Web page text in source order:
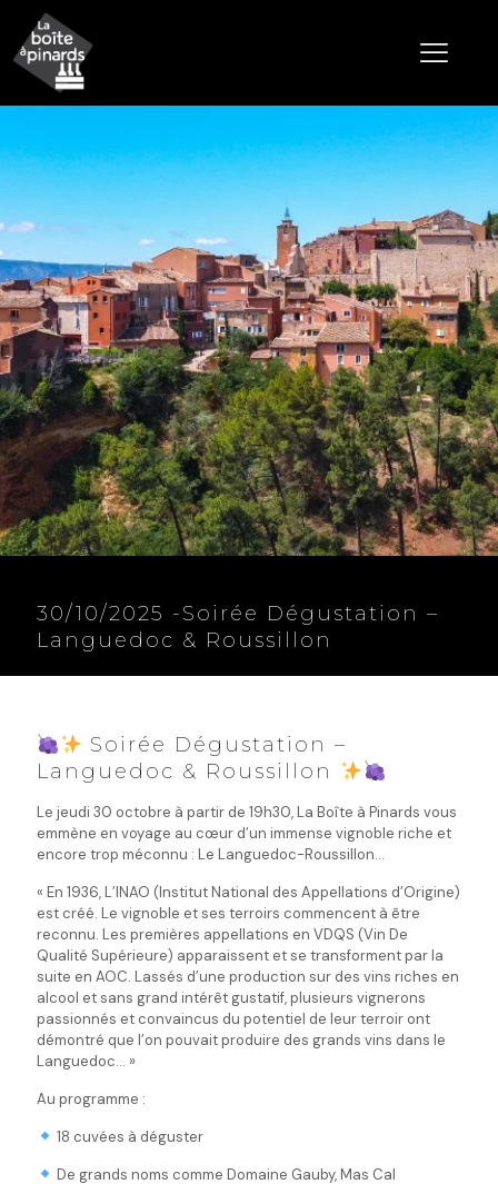
30/10/2025 -Soirée Dégustation –
Languedoc & Roussillon
Soirée Dégustation –
Languedoc & Roussillon
Le jeudi 30 octobre à partir de 19h30, La Boîte à Pinards vous
emmène en voyage au cœur d’un immense vignoble riche et
encore trop méconnu : Le Languedoc-Roussillon…
« En 1936, L’INAO (Institut National des Appellations d’Origine)
est créé. Le vignoble et ses terroirs commencent à être
reconnu. Les premières appellations en VDQS (Vin De
Qualité Supérieure) apparaissent et se transforment par la
suite en AOC. Lassés d’une production sur des vins riches en
alcool et sans grand intérêt gustatif, plusieurs vignerons
passionnés et convaincus du potentiel de leur terroir ont
démontré que l’on pouvait produire des grands vins dans le
Languedoc… »
Au programme :
18 cuvées à déguster
De grands noms comme Domaine Gauby, Mas Cal